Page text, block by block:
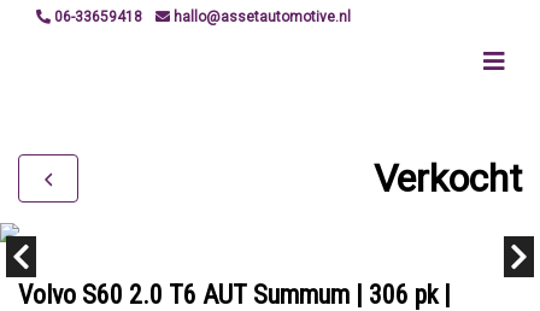
06-33659418 hallo@assetautomotive.nl
Verkocht
Volvo S60 2.0 T6 AUT Summum | 306 pk |